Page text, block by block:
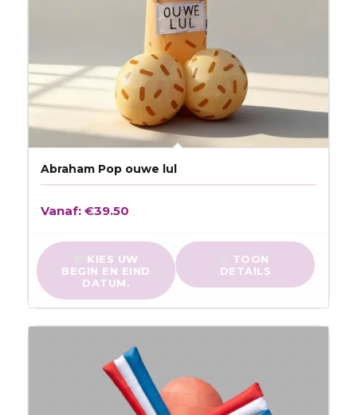
Abraham Pop ouwe lul
Vanaf: €39.50
KIES UW
BEGIN EN EIND
DATUM.
TOON
DETAILS